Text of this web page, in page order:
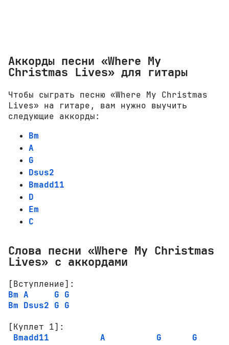
Аккорды песни «Where My
Christmas Lives» для гитары
Чтобы сыграть песню «Where My Christmas
Lives» на гитаре, вам нужно выучить
следующие аккорды:
Bm
A
G
Dsus2
Bmadd11
D
Em
C
Слова песни «Where My Christmas
Lives» с аккордами
[Вступление]:
Bm A G G
Bm Dsus2 G G
[Куплет 1]:
Bmadd11
A G
G